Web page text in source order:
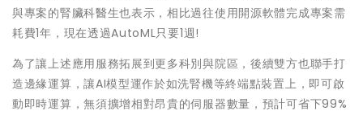
與專案的腎臟科醫生也表示，相比過往使用開源軟體完成專案需
耗費1年，現在透過AutoML只要1週!
為了讓上述應用服務拓展到更多科別與院區，後續雙方也聯手打
造邊緣運算，讓AI模型運作於如洗腎機等終端點裝置上，即可啟
動即時運算，無須擴增相對昂貴的伺服器數量，預計可省下99%